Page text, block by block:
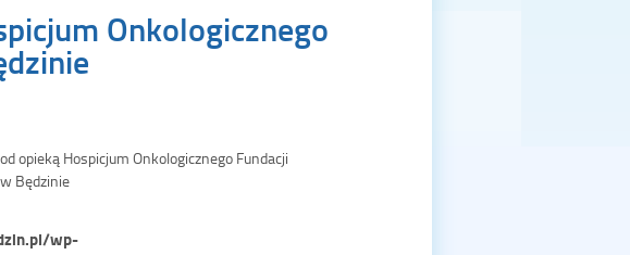
Onkologicznego
wp-
opieką Hospicjum Onkologicznego Fundacji
Będzinie